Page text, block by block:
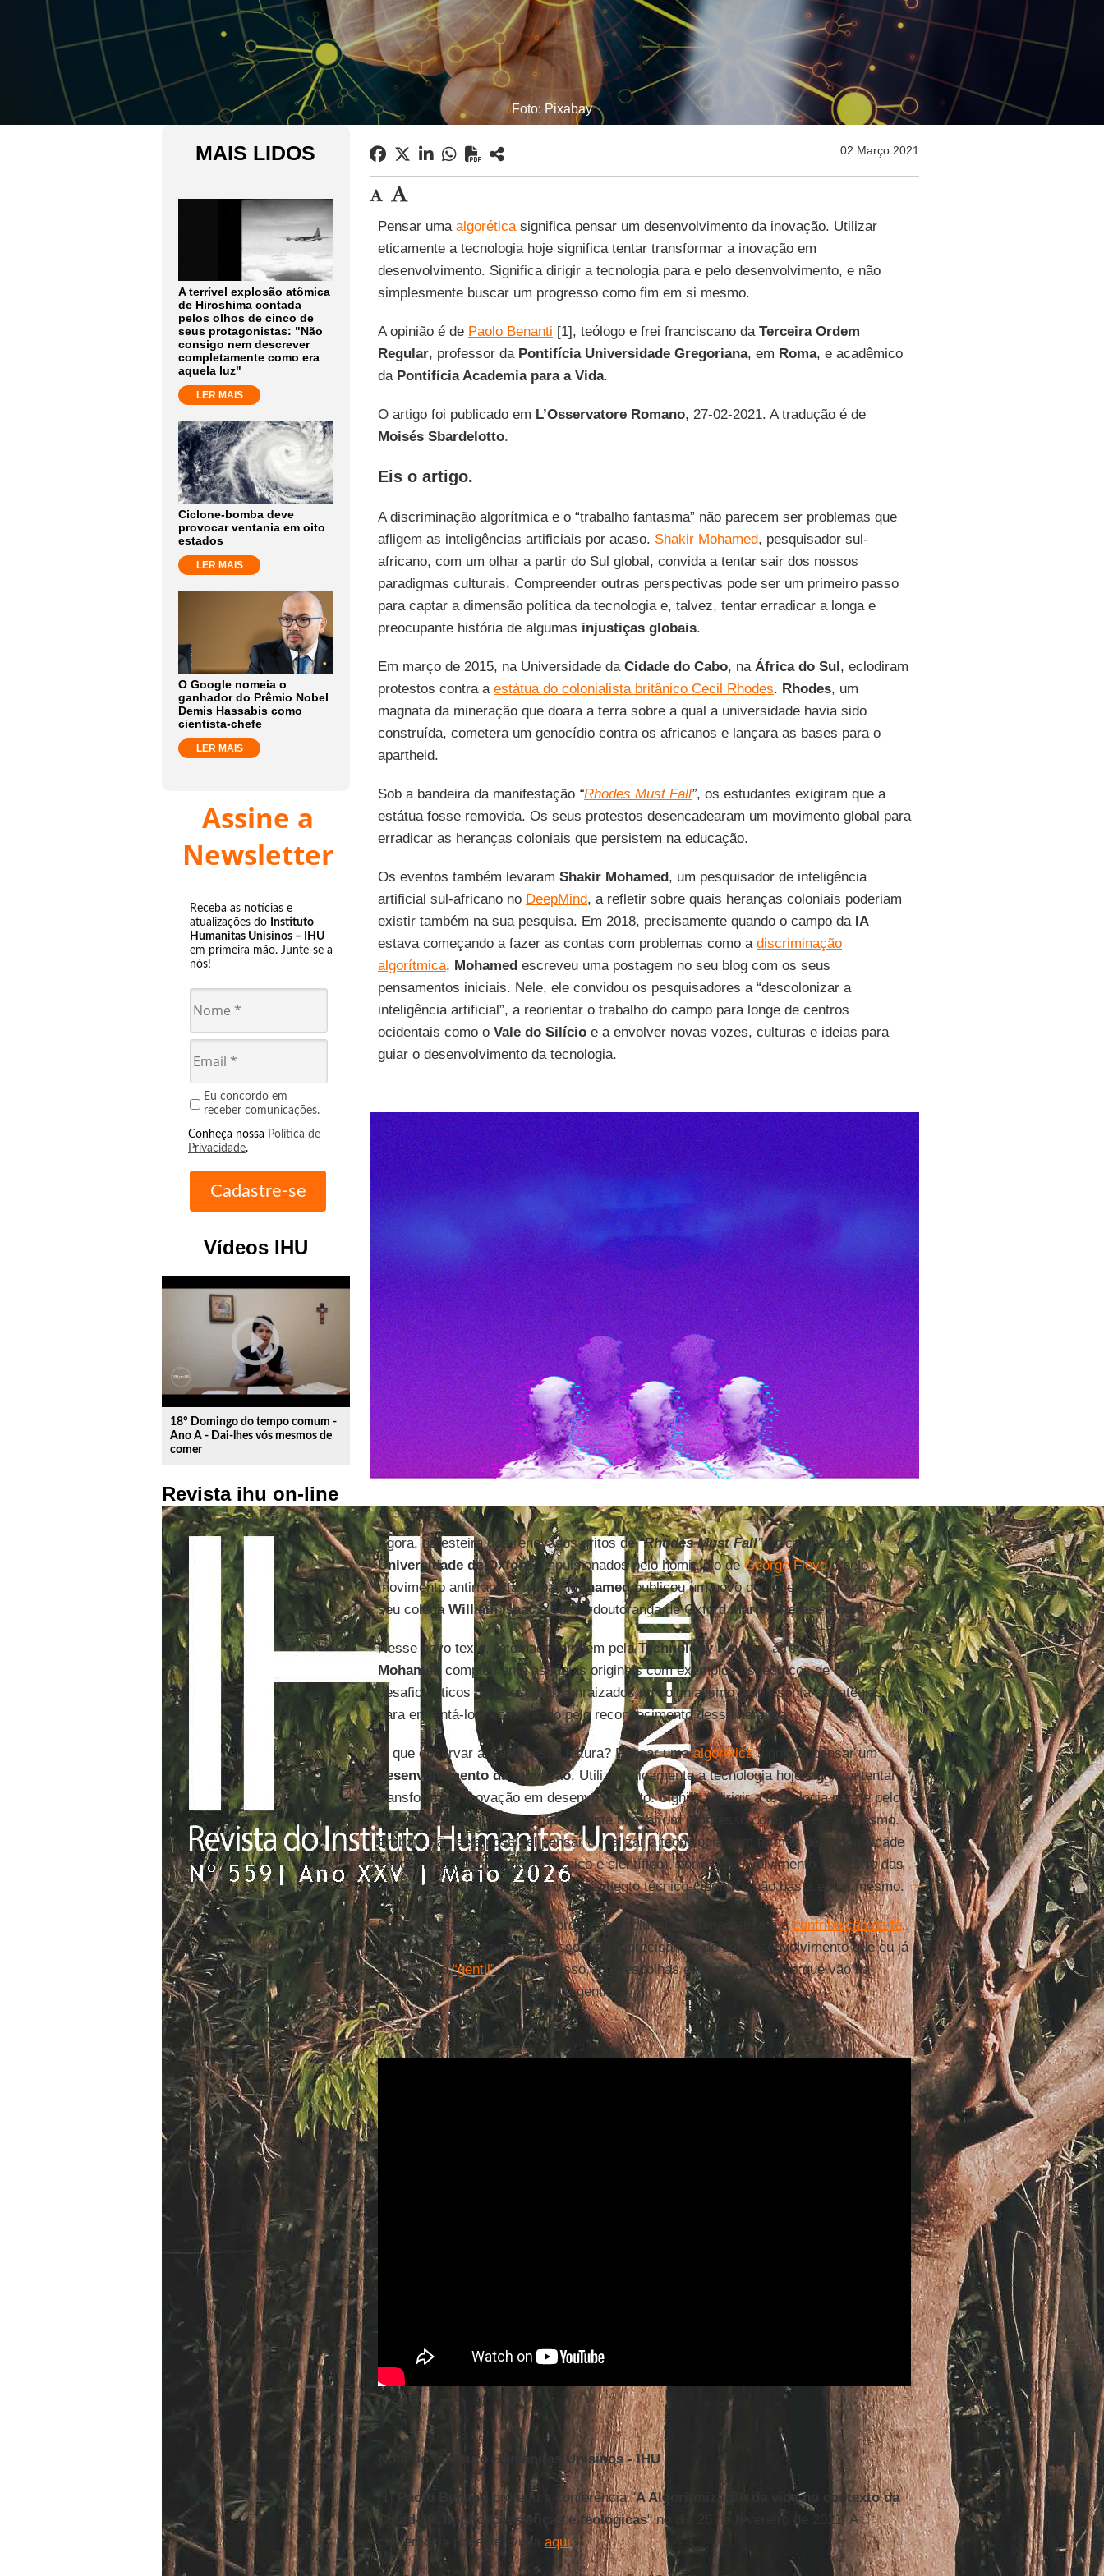
Foto: Pixabay
MAIS LIDOS
A terrível explosão atômica
de Hiroshima contada
pelos olhos de cinco de
seus protagonistas: "Não
consigo nem descrever
completamente como era
aquela luz"
LER MAIS
Ciclone-bomba deve
provocar ventania em oito
estados
LER MAIS
O Google nomeia o
ganhador do Prêmio Nobel
Demis Hassabis como
cientista-chefe
LER MAIS
Assine a
Newsletter
Receba as notícias e
atualizações do Instituto
Humanitas Unisinos – IHU
em primeira mão. Junte-se a
nós!
Eu concordo em
receber comunicações.
Conheça nossa Política de
Privacidade.
Vídeos IHU
play_circle_outline
18º Domingo do tempo comum -
Ano A - Dai-lhes vós mesmos de
comer
Revista ihu on-line
02 Março 2021
Pensar uma algoréticasignifica pensar um desenvolvimento da inovação. Utilizar
eticamente a tecnologia hoje significa tentar transformar a inovação em
desenvolvimento. Significa dirigir a tecnologia para e pelo desenvolvimento, e não
simplesmente buscar um progresso como fim em si mesmo.
A opinião é de Paolo Benanti [1], teólogo e frei franciscano da Terceira Ordem
Regular, professor da Pontifícia Universidade Gregoriana, em Roma, e acadêmico
da Pontifícia Academia para a Vida.
O artigo foi publicado em L’Osservatore Romano, 27-02-2021. A tradução é de
Moisés Sbardelotto.
Eis o artigo.
A discriminação algorítmica e o “trabalho fantasma” não parecem ser problemas que
afligem as inteligências artificiais por acaso. Shakir Mohamed, pesquisador sul-
africano, com um olhar a partir do Sul global, convida a tentar sair dos nossos
paradigmas culturais. Compreender outras perspectivas pode ser um primeiro passo
para captar a dimensão política da tecnologia e, talvez, tentar erradicar a longa e
preocupante história de algumas injustiças globais.
Em março de 2015, na Universidade da Cidade do Cabo, na África do Sul, eclodiram
protestos contra a estátua do colonialista britânico Cecil Rhodes. Rhodes, um
magnata da mineração que doara a terra sobre a qual a universidade havia sido
construída, cometera um genocídio contra os africanos e lançara as bases para o
apartheid.
Sob a bandeira da manifestação “Rhodes Must Fall”, os estudantes exigiram que a
estátua fosse removida. Os seus protestos desencadearam um movimento global para
erradicar as heranças coloniais que persistem na educação.
Os eventos também levaram Shakir Mohamed, um pesquisador de inteligência
artificial sul-africano no DeepMind, a refletir sobre quais heranças coloniais poderiam
existir também na sua pesquisa. Em 2018, precisamente quando o campo da IA
estava começando a fazer as contas com problemas como a discriminação
algorítmica, Mohamedescreveu uma postagem no seu blog com os seus
pensamentos iniciais. Nele, ele convidou os pesquisadores a “descolonizar a
inteligência artificial”, a reorientar o trabalho do campo para longe de centros
ocidentais como o Vale do Silícioe a envolver novas vozes, culturas e ideias para
guiar o desenvolvimento da tecnologia.
Agora, na esteira dos renovados gritos de“Rhodes Must Fall”no campus da
Universidade de Oxford, impulsionados pelo homicídio deGeorge Floyde pelo
movimento antirracista global,Mohamedpublicou um novo documento junto com o
seu colega William Isaace com a doutoranda de OxfordMarie-Therese Png.
Nesse novo texto, retomado também pelaTechnology Review, a revista doMIT,
Mohamed
complementa as ideias originais com exemplos específicos de como os
desafios éticos da IA estariam enraizados no colonialismo e apresenta estratégias
para enfrentá-los, começando pelo reconhecimento dessa herança.
O que observar a partir dessa leitura? Pensar umaalgoréticasignifica pensar um
desenvolvimento da inovação. Utilizar eticamente a tecnologia hoje significa tentar
transformar a inovação em desenvolvimento. Significa dirigir a tecnologia para e pelo
desenvolvimento, e não simplesmente buscar um progresso como fim em si mesmo.
Embora não seja possível pensar e realizar a tecnologia sem formas de racionalidade
específicas (o pensamento técnico e científico), pôr o desenvolvimento no centro das
atenções significa dizer que o pensamento técnico-científico não basta em si mesmo.
São necessárias diversas abordagens, incluindo a humanística e acontribuição da fé.
Para a tecnologia e para o nosso futuro, precisamos de um desenvolvimento que eu já
defini como“gentil”. A ética é isso, e as escolhas éticas são aquelas que vão na
direção de um desenvolvimento gentil.
Nota do Instituto Humanitas Unisinos - IHU
[1] Paolo Benanti proferiu a conferência "A Algoritmização da vida no contexto da
Covid-19. Implicações éticas e teológicas" no dia 26 de fevereiro de 2021. A
conferência pode ser vista aqui.